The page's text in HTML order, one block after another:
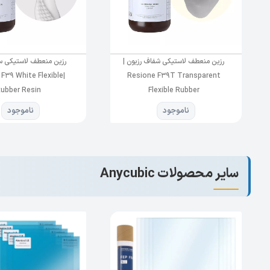
تقویت شده است و نمونه های چاپی سطحی شارپ تر و
چسبندگی رزین به صفحه کار تضمین می کند و نیازی به
رزین منعطف لاستیکی شفاف رزیون |
Resione F39T Transparent
Flexible Rubber
ناموجود
رزین منعطف لاستیکی
White Flexible
Resin
ناموجود
سایر محصولات Anycubic